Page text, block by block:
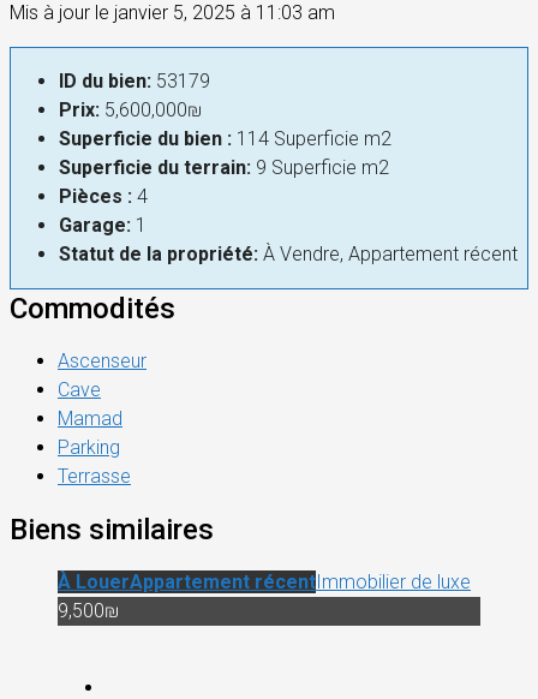
Mis à jour le janvier 5, 2025 à 11:03 am
ID du bien: 53179
Prix: 5,600,000₪
Superficie du bien : 114 Superficie m2
Superficie du terrain: 9 Superficie m2
Pièces : 4
Garage: 1
Statut de la propriété: À Vendre, Appartement récent
Commodités
Ascenseur
Cave
Mamad
Parking
Terrasse
Biens similaires
À LouerAppartement récentImmobilier de luxe
9,500₪